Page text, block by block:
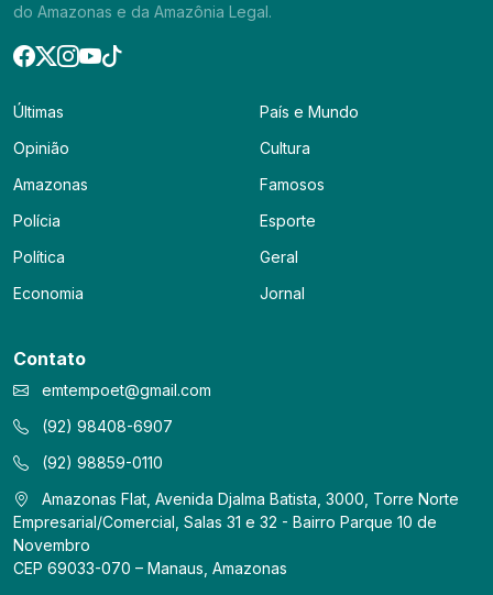
do Amazonas e da Amazônia Legal.
Últimas
Opinião
Amazonas
Polícia
Política
Economia
País e Mundo
Cultura
Famosos
Esporte
Geral
Jornal
Contato
emtempoet@gmail.com
(92) 98408-6907
(92) 98859-0110
Amazonas Flat, Avenida Djalma Batista, 3000, Torre Norte
Empresarial/Comercial, Salas 31 e 32 - Bairro Parque 10 de
Novembro
CEP 69033-070 – Manaus, Amazonas